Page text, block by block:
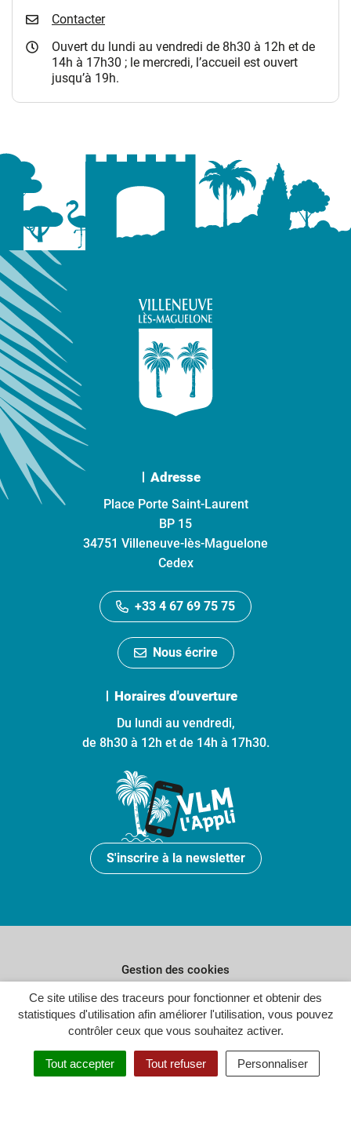
Ce site utilise des traceurs pour fonctionner et obtenir des
statistiques d'utilisation afin améliorer l'utilisation, vous pouvez
contrôler ceux que vous souhaitez activer.
Tout accepter Tout refuser Personnaliser
Contacter
Ouvert du lundi au vendredi de 8h30 à 12h et de
14h à 17h30 ; le mercredi, l’accueil est ouvert
jusqu’à 19h.
Adresse
Place Porte Saint-Laurent
BP 15
34751 Villeneuve-lès-Maguelone
Cedex
+33 4 67 69 75 75
Nous écrire
Horaires d'ouverture
Du lundi au vendredi,
de 8h30 à 12h et de 14h à 17h30.
S'inscrire à la newsletter
Gestion des cookies
Plan du site
Politique de confidentialité
Crédits